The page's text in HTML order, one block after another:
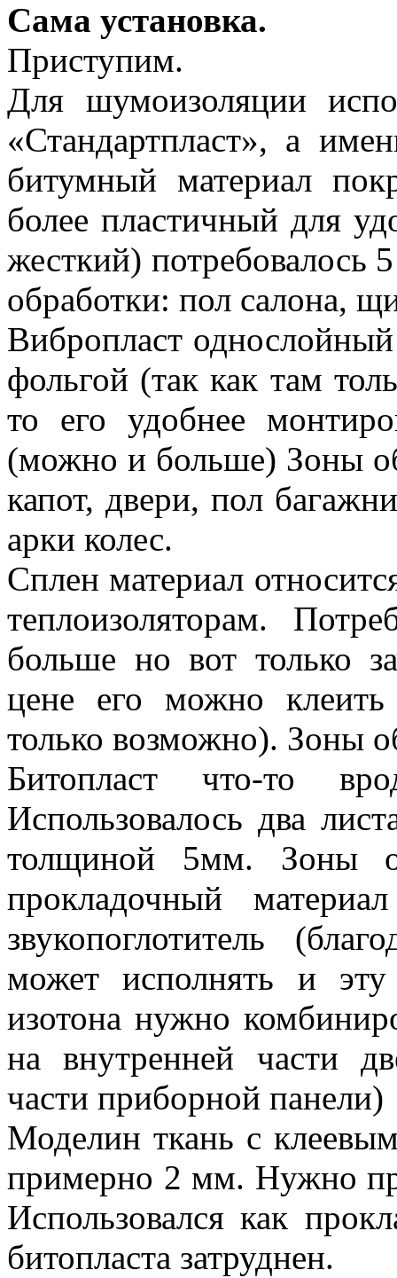
Сама установка.
Приступим.
Для шумоизоляции
«Стандартпласт», а
битумный материал
более пластичный для
жесткий) потребовалось
обработки: пол салона,
Вибропласт
фольгой (так как там
то его удобнее
(можно и больше) Зоны
капот, двери, пол
арки колес.
Сплен материал
теплоизоляторам.
больше но вот только
цене его можно
только возможно). Зоны
Битопласт что-то
Использовалось два
толщиной 5мм. Зоны
прокладочный
звукопоглотитель
может исполнять и
изотона нужно
на внутренней части
части приборной панели)
Моделин ткань с
примерно 2 мм. Нужно
Использовался как
битопласта затруднен.